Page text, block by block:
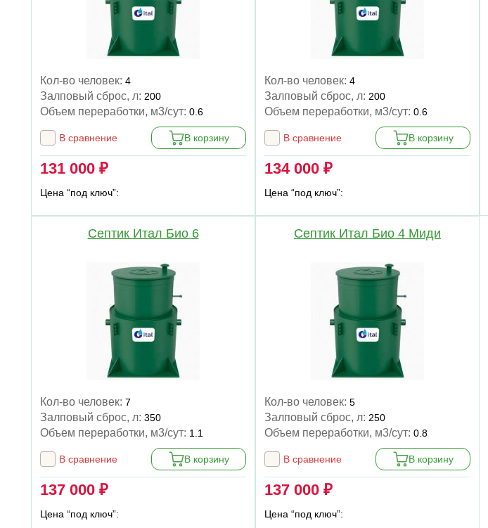
Кол-во человек: 4
Залповый сброс, л: 200
Объем переработки, м3/сут: 0.6
В сравнение В корзину
131 000 ₽
Цена “под ключ”:
Кол-во человек: 4
Залповый сброс, л: 200
Объем переработки, м3/сут: 0.6
В сравнение В корзину
134 000 ₽
Цена “под ключ”:
Септик Итал Био 6
Кол-во человек: 7
Залповый сброс, л: 350
Объем переработки, м3/сут: 1.1
В сравнение В корзину
137 000 ₽
Цена “под ключ”:
Септик Итал Био 4 Миди
Кол-во человек: 5
Залповый сброс, л: 250
Объем переработки, м3/сут: 0.8
В сравнение В корзину
137 000 ₽
Цена “под ключ”: